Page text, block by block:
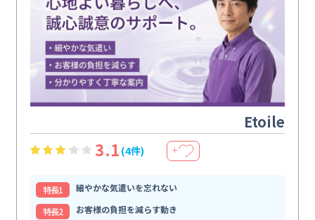
Etoile
3.1 (4件) ＋
特⻑1
細やかな気遣いを忘れない
特⻑2
お客様の負担を減らす動き